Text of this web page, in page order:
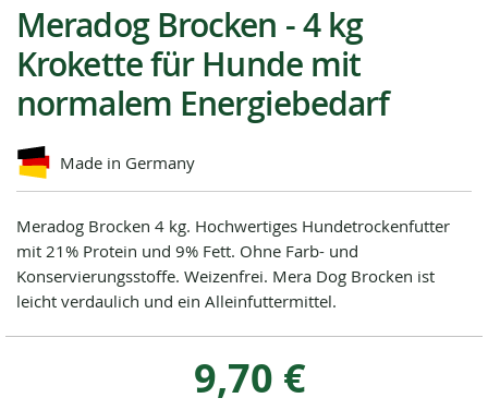
Bildgalerie
springen
Meradog Brocken - 4 kg
Krokette für Hunde mit
normalem Energiebedarf
Made in Germany
Meradog Brocken 4 kg. Hochwertiges Hundetrockenfutter
mit 21% Protein und 9% Fett. Ohne Farb- und
Konservierungsstoffe. Weizenfrei. Mera Dog Brocken ist
leicht verdaulich und ein Alleinfuttermittel.
9,70 €